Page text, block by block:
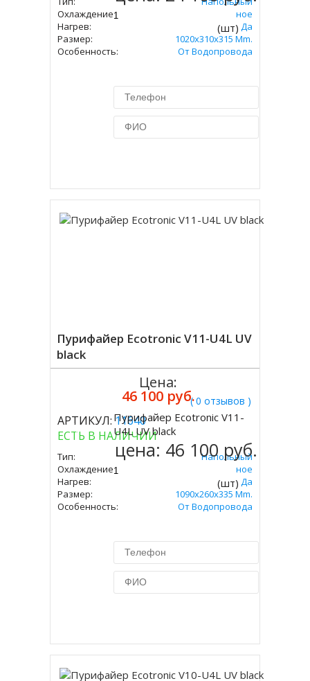
Охлаждение:
Компрессорное
Нагрев:
Да
Размер:
1020x310x315 Mm.
Особенность:
От Водопровода
(шт)
Пурифайер Ecotronic V11-U4L UV
black
( 0 отзывов )
АРТИКУЛ:11640
ЕСТЬ В НАЛИЧИИ
Тип:
Напольный
Охлаждение:
Компрессорное
Нагрев:
Да
Размер:
1090x260x335 Mm.
Особенность:
От Водопровода
Цена:
46 100 руб.
Купить
Пурифайер Ecotronic V11-
U4L UV black
цена: 46 100 руб.
(шт)